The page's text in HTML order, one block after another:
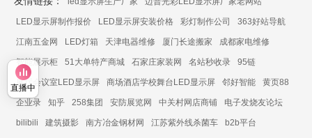
LED显示屏制作报价 LED显示屏安装价格 彩灯制作公司 363好站导航
江南五金网 LED灯箱 天津电器维修 厦门长途搬家 成都家电维修
智能展示柜 51大单特产商城 石家庄家装网 名站秒收录 95链
展厅会议室LED显示屏 商场酒店学校舞台LED显示屏 邻好智能 黄页88
企业录 知乎 258集团 安防展览网 中关村网店商铺 电子发烧友论坛
bilibili 建筑摄影 南方冶金钢材网 江苏紫外线杀菌车 b2b平台
直播中